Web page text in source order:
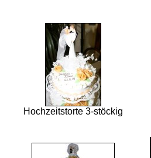
Hochzeitstorte 3-stöckig